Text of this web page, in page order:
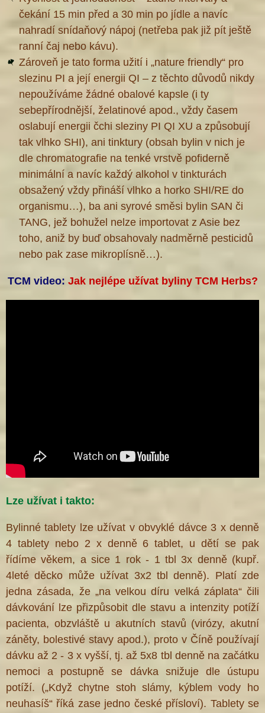
čekání 15 min před a 30 min po jídle a navíc
nahradí snídaňový nápoj (netřeba pak již pít ještě
ranní čaj nebo kávu).
Zároveň je tato forma užití i „nature friendly“ pro
slezinu PI a její energii QI – z těchto důvodů nikdy
nepoužíváme žádné obalové kapsle (i ty
sebepřírodnější, želatinové apod., vždy časem
oslabují energii čchi sleziny PI QI XU a způsobují
tak vlhko SHI), ani tinktury (obsah bylin v nich je
dle chromatografie na tenké vrstvě pofiderně
minimální a navíc každý alkohol v tinkturách
obsažený vždy přináší vlhko a horko SHI/RE do
organismu…), ba ani syrové směsi bylin SAN či
TANG, jež bohužel nelze importovat z Asie bez
toho, aniž by buď obsahovaly nadměrně pesticidů
nebo pak zase mikroplísně…).
TCM video: Jak nejlépe užívat byliny TCM Herbs?
Lze užívat i takto:
Bylinné tablety lze užívat v obvyklé dávce 3 x denně
4 tablety nebo 2 x denně 6 tablet, u dětí se pak
řídíme věkem, a sice 1 rok - 1 tbl 3x denně (kupř.
4leté děcko může užívat 3x2 tbl denně). Platí zde
jedna zásada, že „na velkou díru velká záplata“ čili
dávkování lze přizpůsobit dle stavu a intenzity potíží
pacienta, obzvláště u akutních stavů (virózy, akutní
záněty, bolestivé stavy apod.), proto v Číně používají
dávku až 2 - 3 x vyšší, tj. až 5x8 tbl denně na začátku
nemoci a postupně se dávka snižuje dle ústupu
potíží. („Když chytne stoh slámy, kýblem vody ho
neuhasíš“ říká zase jedno české přísloví). Tablety se